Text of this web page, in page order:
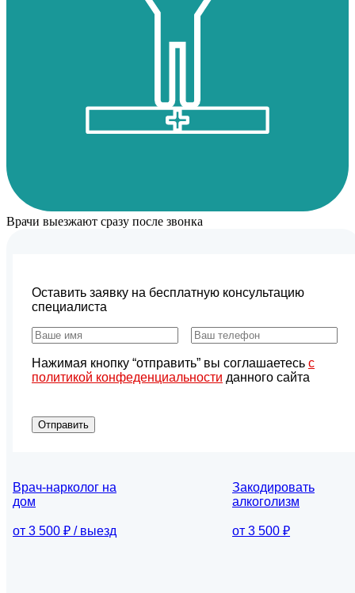
Врачи выезжают сразу после звонка
Оставить заявку на бесплатную консультацию
специалиста
Нажимая кнопку “отправить” вы соглашаетесь с
политикой конфеденциальности данного сайта
Отправить
Врач-нарколог на
дом
от 3 500 ₽ / выезд
Закодировать
алкоголизм
от 3 500 ₽